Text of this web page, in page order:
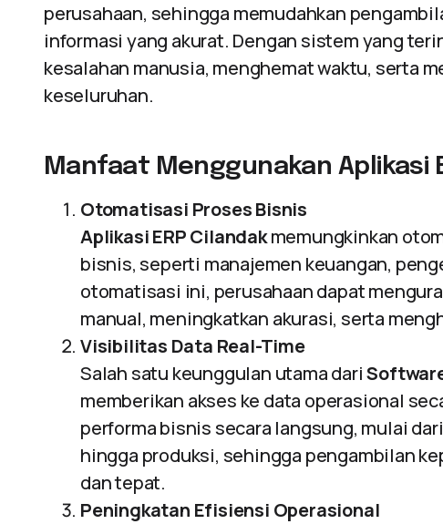
perusahaan, sehingga memudahkan
informasi yang akurat. Dengan sistem yang
kesalahan manusia, menghemat waktu, serta
keseluruhan.
Manfaat Menggunakan Aplikasi
Otomatisasi Proses Bisnis
Aplikasi ERP Cilandakmemungkinkan
bisnis, seperti manajemen keuangan,
otomatisasi ini, perusahaan dapat
manual, meningkatkan akurasi, serta
Visibilitas Data Real-Time
Salah satu keunggulan utama dari
memberikan akses ke data operasional
performa bisnis secara langsung, mulai
hingga produksi, sehingga pengambilan
dan tepat.
Peningkatan Efisiensi Operasional